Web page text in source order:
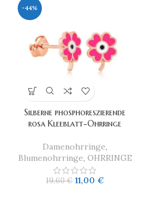
-44%
Silberne phosphoreszierende
rosa Kleeblatt-Ohrringe
Damenohrringe,
Blumenohrringe, OHRRINGE
19,60€ 11,00 €